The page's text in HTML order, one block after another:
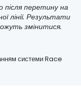
після перетину на
лінії. Результати
змінитися.
системи Race